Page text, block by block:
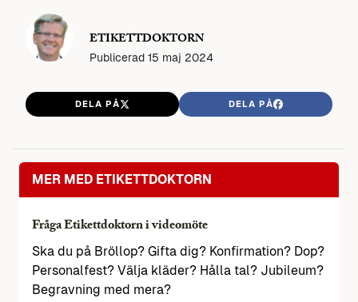
ETIKETTDOKTORN
Publicerad 15 maj 2024
DELA PÅ DELA PÅ
MER MED ETIKETTDOKTORN
Fråga Etikettdoktorn i videomöte
Ska du på Bröllop? Gifta dig? Konfirmation? Dop?
Personalfest? Välja kläder? Hålla tal? Jubileum?
Begravning med mera?